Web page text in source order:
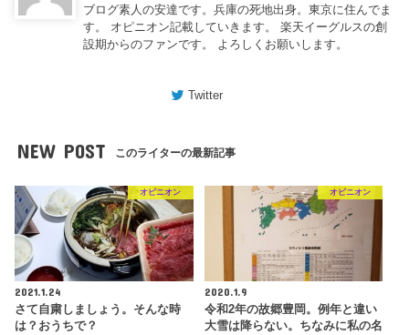
ブログ素人の安達です。兵庫の死地出身。東京に住んでま
す。 オピニオン記載していきます。 楽天イーグルスの創
設期からのファンです。 よろしくお願いします。
Twitter
NEW POST このライターの最新記事
オピニオン
2021.1.24
さて自粛しましょう。そんな時
は？おうちで？
オピニオン
2020.1.9
令和2年の故郷豊岡。例年と違い
大雪は降らない。ちなみに私の名